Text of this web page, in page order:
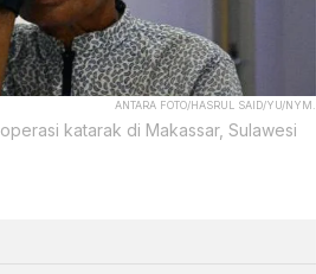
ANTARA FOTO/HASRUL SAID/YU/NYM.
katarak di Makassar, Sulawesi